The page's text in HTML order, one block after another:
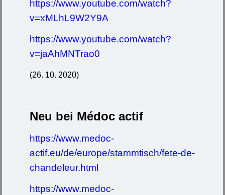
https://www.youtube.com/watch?
v=xMLhL9W2Y9A
https://www.youtube.com/watch?
v=jaAhMNTrao0
(26. 10. 2020)
Neu bei Médoc actif
https://www.medoc-
actif.eu/de/europe/stammtisch/fete-de-
chandeleur.html
https://www.medoc-